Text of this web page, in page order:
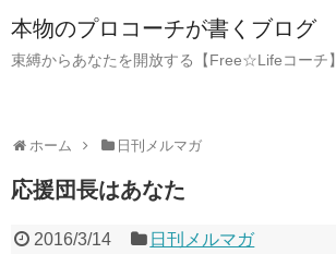
本物のプロコーチが書くブログ
束縛からあなたを開放する【Free☆Lifeコーチ】
ホーム 日刊メルマガ
応援団長はあなた
2016/3/14 日刊メルマガ